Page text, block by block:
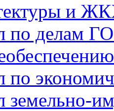
и
по делам
по
земельно-